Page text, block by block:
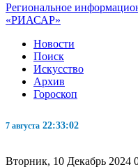
Региональное
«РИАСАР»
Новости
Поиск
Искусство
Архив
Гороскоп
7 августа 22:33:04
Вторник, 10 Декабрь 2024